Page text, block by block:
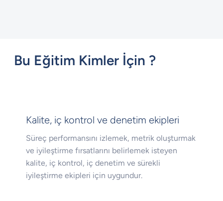
Bu Eğitim Kimler İçin ?
Kalite, iç kontrol ve denetim ekipleri
Süreç performansını izlemek, metrik oluşturmak
ve iyileştirme fırsatlarını belirlemek isteyen
kalite, iç kontrol, iç denetim ve sürekli
iyileştirme ekipleri için uygundur.